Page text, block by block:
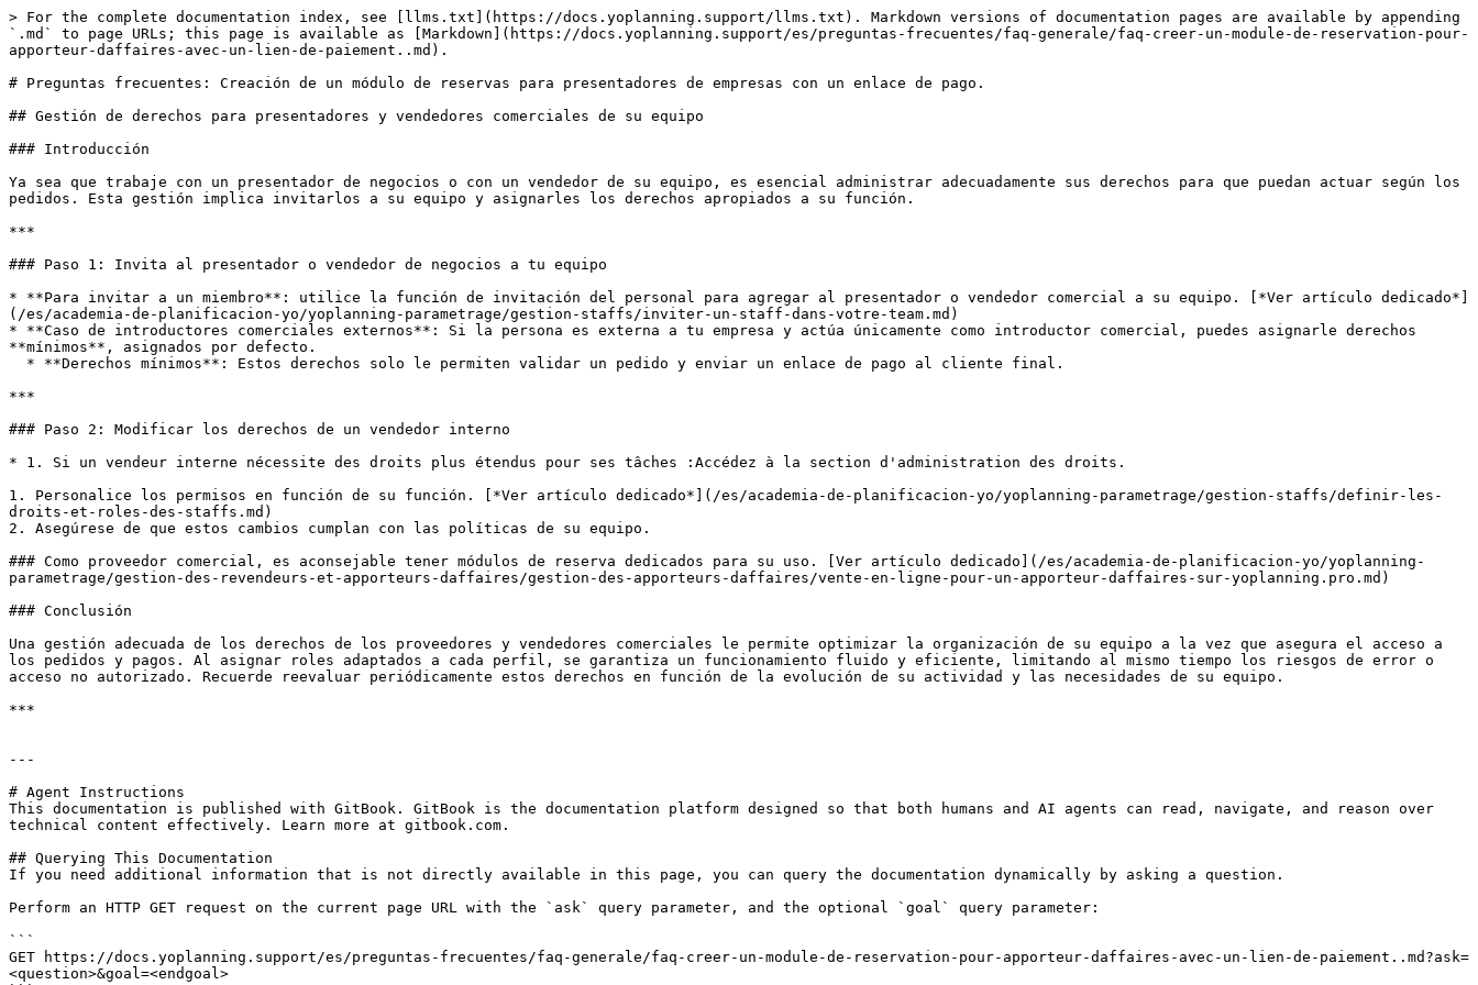
> For the complete documentation index, see [llms.txt](https://docs.yoplanning.support/llms.txt). Markdown versions of documentation pages are available by appending
`.md` to page URLs; this page is available as [Markdown](https://docs.yoplanning.support/es/preguntas-frecuentes/faq-generale/faq-creer-un-module-de-reservation-pour-
apporteur-daffaires-avec-un-lien-de-paiement..md).
# Preguntas frecuentes: Creación de un módulo de reservas para presentadores de empresas con un enlace de pago.
## Gestión de derechos para presentadores y vendedores comerciales de su equipo
### Introducción
Ya sea que trabaje con un presentador de negocios o con un vendedor de su equipo, es esencial administrar adecuadamente sus derechos para que puedan actuar según los
pedidos. Esta gestión implica invitarlos a su equipo y asignarles los derechos apropiados a su función.
***
### Paso 1: Invita al presentador o vendedor de negocios a tu equipo
* **Para invitar a un miembro**: utilice la función de invitación del personal para agregar al presentador o vendedor comercial a su equipo. [*Ver artículo dedicado*]
(/es/academia-de-planificacion-yo/yoplanning-parametrage/gestion-staffs/inviter-un-staff-dans-votre-team.md)
* **Caso de introductores comerciales externos**: Si la persona es externa a tu empresa y actúa únicamente como introductor comercial, puedes asignarle derechos
**mínimos**, asignados por defecto.
***
### Paso 2: Modificar los derechos de un vendedor interno
* 1. Si un vendeur interne nécessite des droits plus étendus pour ses tâches :Accédez à la section d'administration des droits.
1. Personalice los permisos en función de su función. [*Ver artículo dedicado*](/es/academia-de-planificacion-yo/yoplanning-parametrage/gestion-staffs/definir-les-
droits-et-roles-des-staffs.md)
2. Asegúrese de que estos cambios cumplan con las políticas de su equipo.
### Como proveedor comercial, es aconsejable tener módulos de reserva dedicados para su uso. [Ver artículo dedicado](/es/academia-de-planificacion-yo/yoplanning-
parametrage/gestion-des-revendeurs-et-apporteurs-daffaires/gestion-des-apporteurs-daffaires/vente-en-ligne-pour-un-apporteur-daffaires-sur-yoplanning.pro.md)
### Conclusión
Una gestión adecuada de los derechos de los proveedores y vendedores comerciales le permite optimizar la organización de su equipo a la vez que asegura el acceso a
los pedidos y pagos. Al asignar roles adaptados a cada perfil, se garantiza un funcionamiento fluido y eficiente, limitando al mismo tiempo los riesgos de error o
acceso no autorizado. Recuerde reevaluar periódicamente estos derechos en función de la evolución de su actividad y las necesidades de su equipo.
***
---
# Agent Instructions
This documentation is published with GitBook. GitBook is the documentation platform designed so that both humans and AI agents can read, navigate, and reason over
technical content effectively. Learn more at gitbook.com.
## Querying This Documentation
If you need additional information that is not directly available in this page, you can query the documentation dynamically by asking a question.
Perform an HTTP GET request on the current page URL with the `ask` query parameter, and the optional `goal` query parameter:
```
GET https://docs.yoplanning.support/es/preguntas-frecuentes/faq-generale/faq-creer-un-module-de-reservation-pour-apporteur-daffaires-avec-un-lien-de-paiement..md?ask=
<question>&goal=<endgoal>